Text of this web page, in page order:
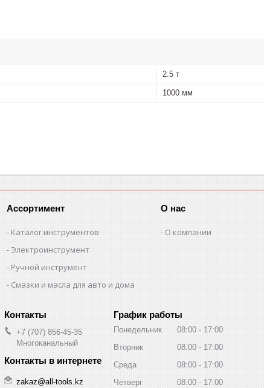
2.5 т
1000 мм
Ассортимент
Каталог инструментов
Электроинструмент
Ручной инструмент
Смазки и масла для авто и дома
О нас
О компании
+7 (707) 856-45-35
Многоканальный
zakaz@all-tools.kz
График работы
Понедельник 08:00
17:00
Вторник
08:00
17:00
Среда
08:00
17:00
Четверг
08:00 17:00